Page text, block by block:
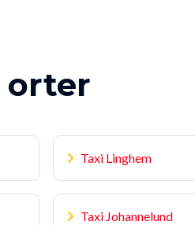
orter
Taxi Linghem
Taxi Johannelund